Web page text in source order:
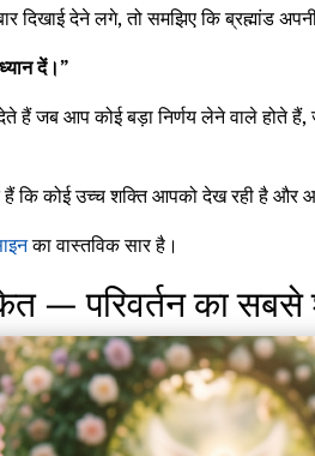
दिखाई देने लगे, तो समझिए कि ब्रह्मांड
दें।”
हैं जब आप कोई बड़ा निर्णय लेने वाले होते
हैं कि कोई उच्च शक्ति आपको देख रही है और
का वास्तविक सार है।
— परिवर्तन का सबसे